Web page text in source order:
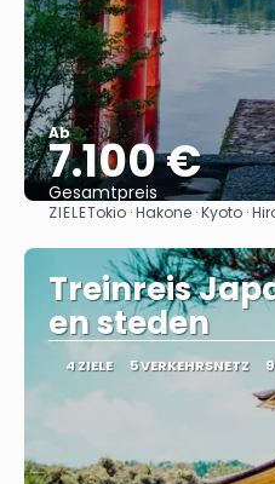
Ab
7.100 €
Gesamtpreis
ZIELETokio · Hakone · Kyoto ·
Treinreis
en steden
4 ZIELE 5 VERKEHRSNETZ